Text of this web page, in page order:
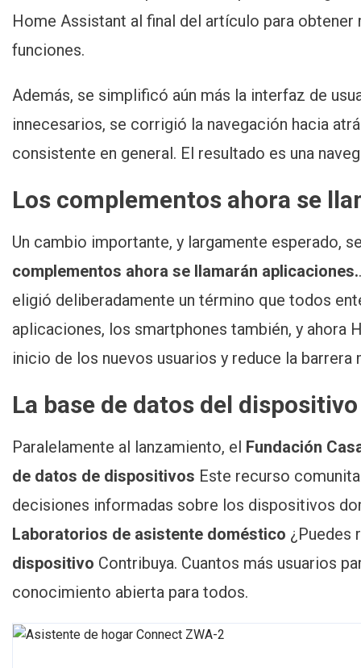
Home Assistant al final del artículo para
funciones.
Además, se simplificó aún más la interfaz de
innecesarios, se corrigió la navegación hacia
consistente en general. El resultado es una
Los complementos ahora se
Un cambio importante, y largamente esperado,
complementos ahora se llamarán aplicaciones.
eligió deliberadamente un término que todos
aplicaciones, los smartphones también, y ahora
inicio de los nuevos usuarios y reduce la barrera
La base de datos del
Paralelamente al lanzamiento, el Fundación
de datos de dispositivos Este recurso
decisiones informadas sobre los dispositivos
Laboratorios de asistente doméstico ¿Puedes
dispositivo Contribuya. Cuantos más usuarios
conocimiento abierta para todos.